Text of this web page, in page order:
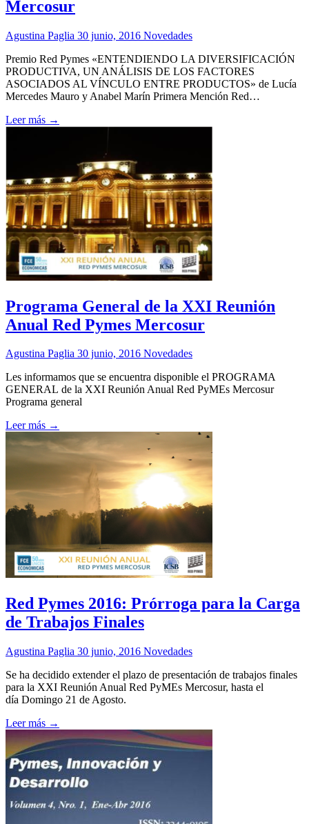
Mercosur
Agustina Paglia 30 junio, 2016 Novedades
Premio Red Pymes «ENTENDIENDO LA DIVERSIFICACIÓN
PRODUCTIVA, UN ANÁLISIS DE LOS FACTORES
ASOCIADOS AL VÍNCULO ENTRE PRODUCTOS» de Lucía
Mercedes Mauro y Anabel Marín Primera Mención Red…
Leer más →
Programa General de la XXI Reunión
Anual Red Pymes Mercosur
Agustina Paglia 30 junio, 2016 Novedades
Les informamos que se encuentra disponible el PROGRAMA
GENERAL de la XXI Reunión Anual Red PyMEs Mercosur
Programa general
Leer más →
Red Pymes 2016: Prórroga para la Carga
de Trabajos Finales
Agustina Paglia 30 junio, 2016 Novedades
Se ha decidido extender el plazo de presentación de trabajos finales
para la XXI Reunión Anual Red PyMEs Mercosur, hasta el
día Domingo 21 de Agosto.
Leer más →